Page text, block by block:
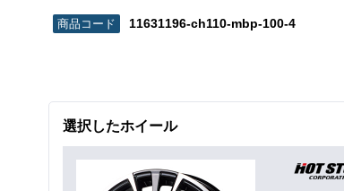
11631196-ch110-mbp-100-4
選択したホイール